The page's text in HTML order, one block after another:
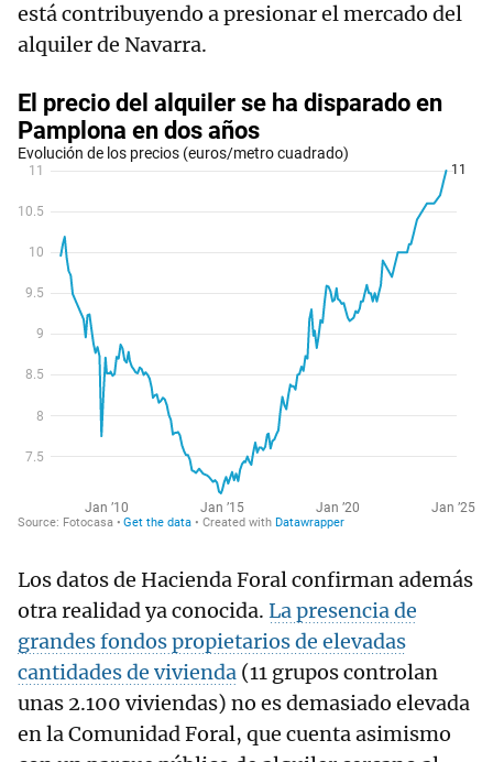
está contribuyendo a presionar el mercado del
alquiler de Navarra.
Los datos de Hacienda Foral confirman además
otra realidad ya conocida. La presencia de
grandes fondos propietarios de elevadas
cantidades de vivienda (11 grupos controlan
unas 2.100 viviendas) no es demasiado elevada
en la Comunidad Foral, que cuenta asimismo